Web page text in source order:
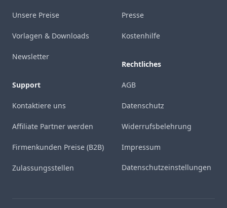
Unsere Preise
Vorlagen & Downloads
Newsletter
Support
Kontaktiere uns
Affiliate Partner werden
Firmenkunden Preise (B2B)
Zulassungsstellen
Presse
Kostenhilfe
Rechtliches
AGB
Datenschutz
Widerrufsbelehrung
Impressum
Datenschutzeinstellungen